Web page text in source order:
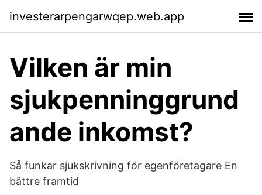
investerarpengarwqep.web.app
Vilken är min
sjukpenninggrund
ande inkomst?
Så funkar sjukskrivning för egenföretagare En
bättre framtid